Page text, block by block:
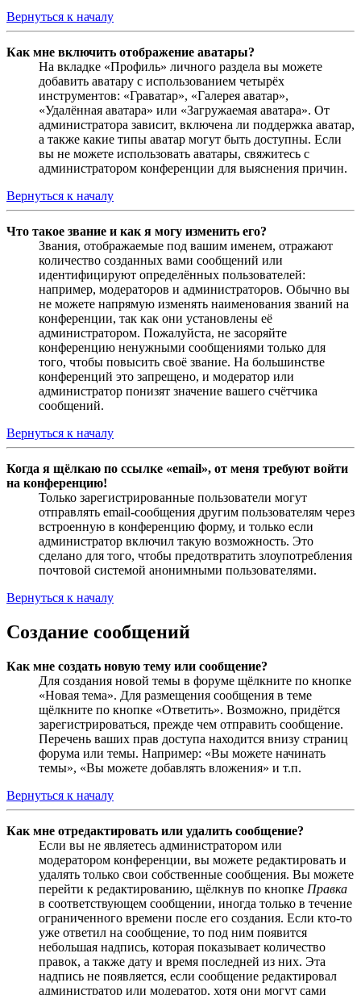
Вернуться к началу
Как мне включить отображение аватары?
На вкладке «Профиль» личного раздела вы можете
добавить аватару с использованием четырёх
инструментов: «Граватар», «Галерея аватар»,
«Удалённая аватара» или «Загружаемая аватара». От
администратора зависит, включена ли поддержка аватар,
а также какие типы аватар могут быть доступны. Если
вы не можете использовать аватары, свяжитесь с
администратором конференции для выяснения причин.
Вернуться к началу
Что такое звание и как я могу изменить его?
Звания, отображаемые под вашим именем, отражают
количество созданных вами сообщений или
идентифицируют определённых пользователей:
например, модераторов и администраторов. Обычно вы
не можете напрямую изменять наименования званий на
конференции, так как они установлены её
администратором. Пожалуйста, не засоряйте
конференцию ненужными сообщениями только для
того, чтобы повысить своё звание. На большинстве
конференций это запрещено, и модератор или
администратор понизят значение вашего счётчика
сообщений.
Вернуться к началу
Когда я щёлкаю по ссылке «email», от меня требуют войти
на конференцию!
Только зарегистрированные пользователи могут
отправлять email-сообщения другим пользователям через
встроенную в конференцию форму, и только если
администратор включил такую возможность. Это
сделано для того, чтобы предотвратить злоупотребления
почтовой системой анонимными пользователями.
Вернуться к началу
Создание сообщений
Как мне создать новую тему или сообщение?
Для создания новой темы в форуме щёлкните по кнопке
«Новая тема». Для размещения сообщения в теме
щёлкните по кнопке «Ответить». Возможно, придётся
зарегистрироваться, прежде чем отправить сообщение.
Перечень ваших прав доступа находится внизу страниц
форума или темы. Например: «Вы можете начинать
темы», «Вы можете добавлять вложения» и т.п.
Вернуться к началу
Как мне отредактировать или удалить сообщение?
Если вы не являетесь администратором или
модератором конференции, вы можете редактировать и
удалять только свои собственные сообщения. Вы можете
перейти к редактированию, щёлкнув по кнопке Правка
в соответствующем сообщении, иногда только в течение
ограниченного времени после его создания. Если кто-то
уже ответил на сообщение, то под ним появится
небольшая надпись, которая показывает количество
правок, а также дату и время последней из них. Эта
надпись не появляется, если сообщение редактировал
администратор или модератор, хотя они могут сами